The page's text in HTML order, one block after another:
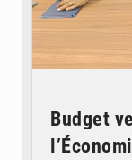
Budget